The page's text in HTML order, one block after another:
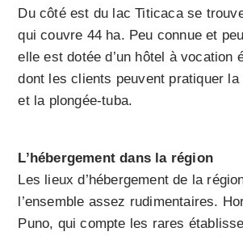
Du côté est du lac Titicaca se
qui couvre 44 ha. Peu connue et
elle est dotée d’un hôtel à vocation
dont les clients peuvent pratiquer
et la plongée-tuba.
L’hébergement dans la région
Les lieux d’hébergement de la
l’ensemble assez rudimentaires.
Puno, qui compte les rares